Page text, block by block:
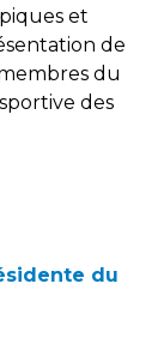
et
de
du
des
du